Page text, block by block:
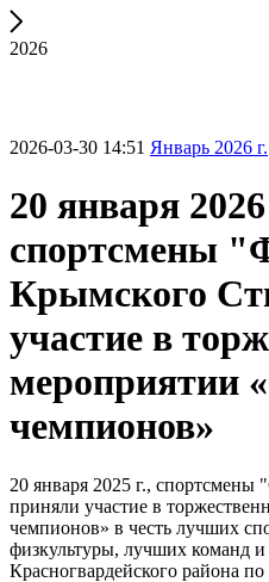
2026
2026-03-30 14:51 Январь 2026 г.
20 января 2026
спортсмены
Крымского
участие в
мероприятии
чемпионов»
20 января 2025 г.,
приняли участие в
чемпионов» в честь лучших
физкультуры, лучших команд
Красногвардейского района